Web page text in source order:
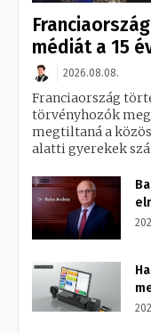
médiát a 15
2026.08.08.
Franciaország
törvényhozók
megtiltaná a
alatti gyerekek